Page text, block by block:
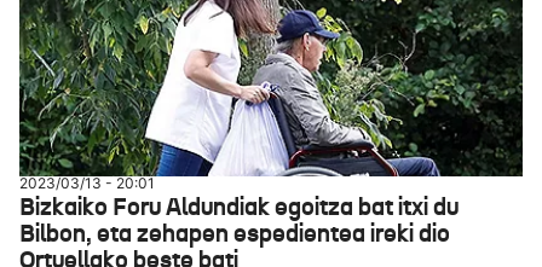
2023/03/13 - 20:01
Bizkaiko Foru Aldundiak egoitza bat itxi du
Bilbon, eta zehapen espedientea ireki dio
Ortuellako beste bati